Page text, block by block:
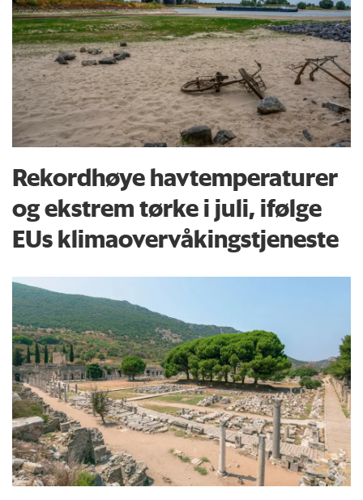
Rekordhøye havtemperaturer
og ekstrem tørke i juli, ifølge
EUs klima­overvåkings­tjeneste